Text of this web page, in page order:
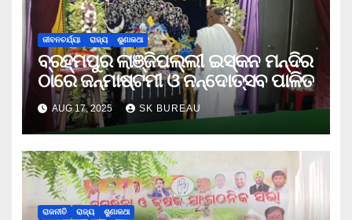
ଜୀବନଚର୍ଯ୍ୟା ରାଜ୍ୟ ଶୁଣାକଥା
ବ୍ରହ୍ମପୁର ଲାଞ୍ଜିପଲ୍ଲୀ ଇସ୍କନ ମନ୍ଦିର
ଠାରେ ଜନ୍ମାଷ୍ଟମୀ ଓ ନନ୍ଦୋତ୍ସବ ପାଳିତ
AUG 17, 2025 SK BUREAU
ରାଜନୀତି ରାଜ୍ୟ ଶୁଣାକଥା